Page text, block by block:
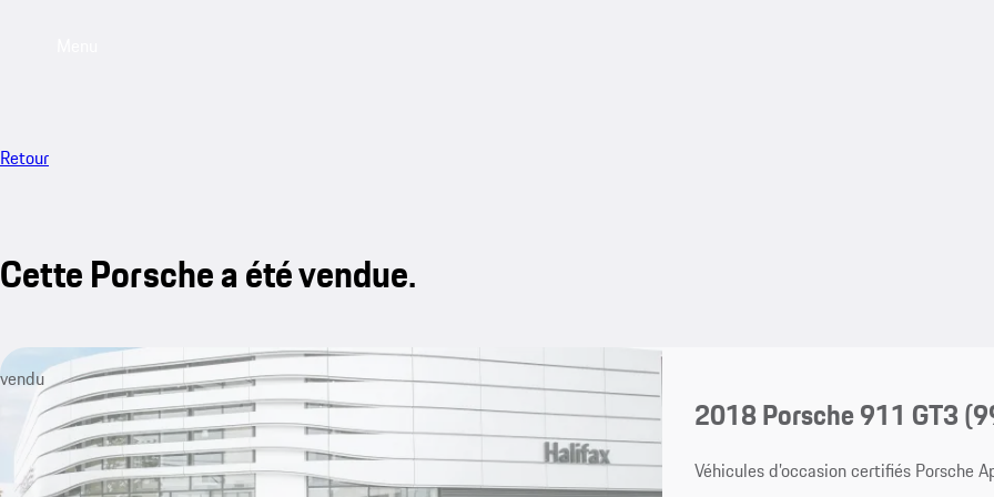
Retour
Cette Porsche a été vendue.
vendu
2018 Porsche 911 GT3
Véhicules d’occasion certifiés Porsche